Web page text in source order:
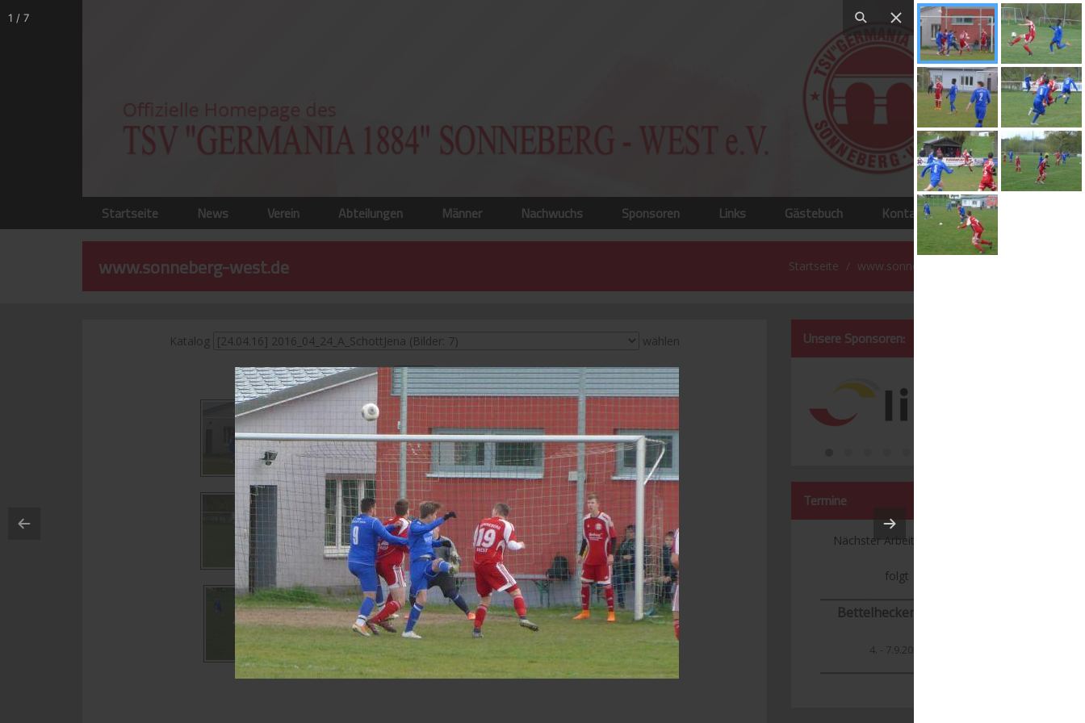
Startseite News Verein Abteilungen Männer Nachwuchs Sponsoren Links Gästebuch Kontakt
www.sonneberg-west.de Startseite www.sonneberg-west.de
Katalog wählen
Seite anzeigen
Unsere Sponsoren:
Termine
Nächster Arbeitseinsatz:
folgt
Bettelhecker Kerwa
4. - 7.9.2026
1 / 7